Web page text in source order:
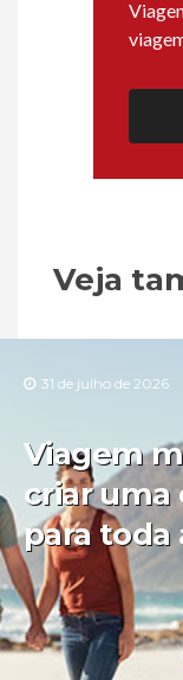
Veja
31 de julho de 2026
Viagem
criar uma
para toda